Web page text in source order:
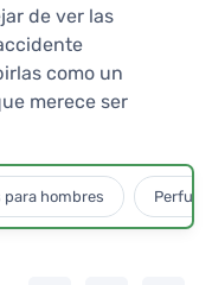
de ver las
como un
merece ser
para hombres